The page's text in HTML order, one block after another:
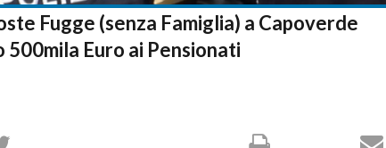
Fugge (senza Famiglia) a Capoverde
Euro ai Pensionati